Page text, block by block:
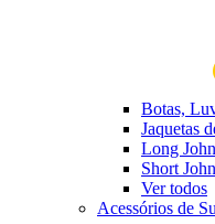
Botas,
Jaquetas
Long
Short
Ver todos
Acessórios de